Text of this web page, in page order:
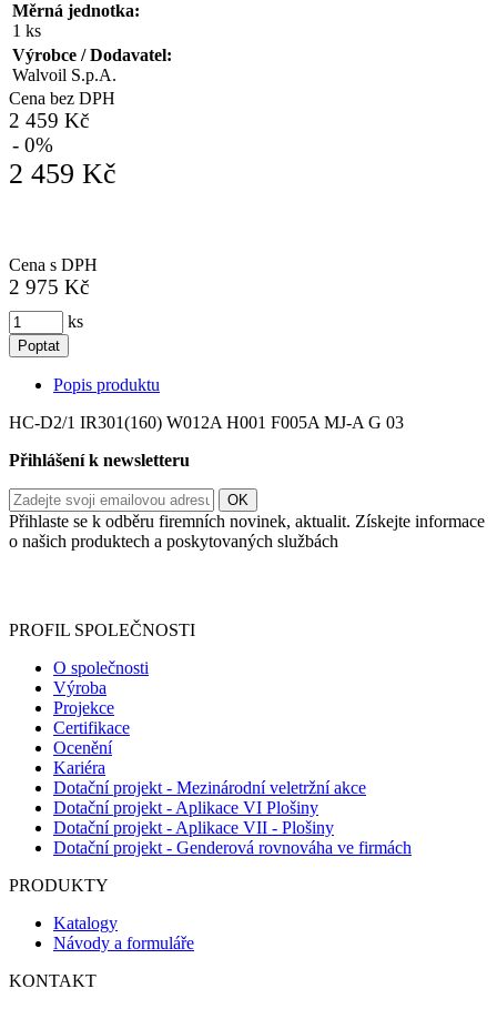
Měrná jednotka:
1 ks
Výrobce / Dodavatel:
Walvoil S.p.A.
Cena bez DPH
2 459 Kč
- 0%
2 459 Kč
Cena s DPH
2 975 Kč
ks
Poptat
Popis produktu
HC-D2/1 IR301(160) W012A H001 F005A MJ-A G 03
Přihlášení k newsletteru
Přihlaste se k odběru firemních novinek, aktualit. Získejte informace
o našich produktech a poskytovaných službách
PROFIL SPOLEČNOSTI
O společnosti
Výroba
Projekce
Certifikace
Ocenění
Kariéra
Dotační projekt - Mezinárodní veletržní akce
Dotační projekt - Aplikace VI Plošiny
Dotační projekt - Aplikace VII - Plošiny
Dotační projekt - Genderová rovnováha ve firmách
PRODUKTY
Katalogy
Návody a formuláře
KONTAKT